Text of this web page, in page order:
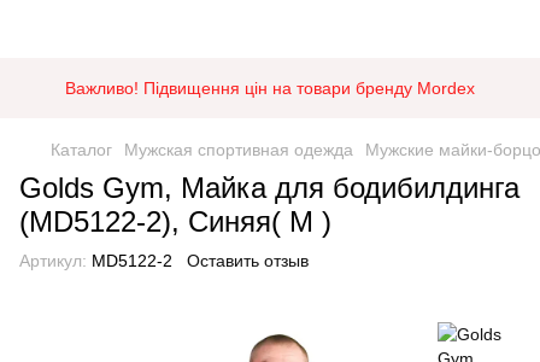
Важливо! Підвищення цін на товари бренду Mordex
Каталог Мужская спортивная одежда Мужские майки-
Golds Gym, Майка для бодибилдинга
(MD5122-2), Синяя( M )
Артикул: MD5122-2 Оставить отзыв